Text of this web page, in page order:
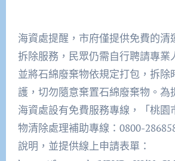
海資處提醒，市府僅提供免費的清
拆除服務，民眾仍需自行聘請專業
並將石綿廢棄物依規定打包，拆除
護，切勿隨意棄置石綿廢棄物。為
海資處設有免費服務專線，「桃園
物清除處理補助專線：0800-
說明，並提供線上申請表單：